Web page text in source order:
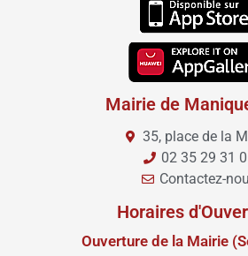
Mairie de
35, place de la
02 35 29 31
Contactez-
Horaires
Ouverture de la Mairie